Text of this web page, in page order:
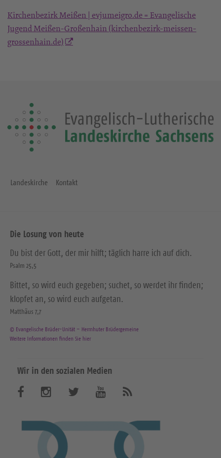
Kirchenbezirk Meißen | evjumeigro.de = Evangelische
Jugend Meißen-Großenhain (kirchenbezirk-meissen-
grossenhain.de)
Landeskirche Kontakt
Die Losung von heute
Du bist der Gott, der mir hilft; täglich harre ich auf dich.
Psalm 25,5
Bittet, so wird euch gegeben; suchet, so werdet ihr finden;
klopfet an, so wird euch aufgetan.
Matthäus 7,7
© Evangelische Brüder-Unität – Herrnhuter Brüdergemeine
Weitere Informationen finden Sie hier
Wir in den sozialen Medien
s
s
s
n
n